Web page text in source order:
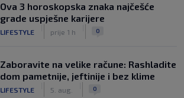
Ova 3 horoskopska znaka najčešće
grade uspješne karijere
LIFESTYLE prije 1 h 0
Zaboravite na velike račune: Rashladite
dom pametnije, jeftinije i bez klime
LIFESTYLE 5. aug. 0